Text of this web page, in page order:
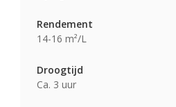
Rendement
14-16 m²/L
Droogtijd
Ca. 3 uur